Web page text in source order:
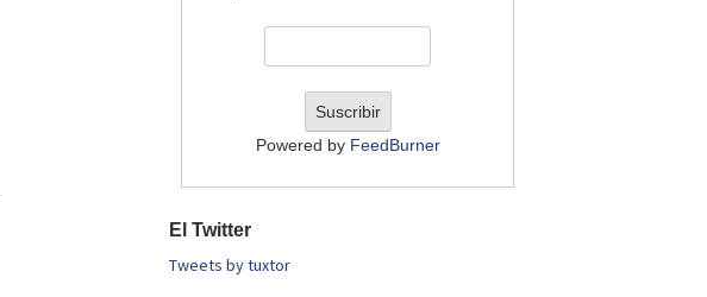
Powered by FeedBurner
El Twitter
Tweets by tuxtor